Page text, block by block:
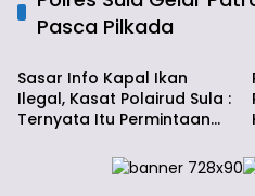
Pasca Pilkada
Info Sula
Sasar Info Kapal Ikan
Ilegal, Kasat Polairud Sula :
Ternyata Itu Permintaan